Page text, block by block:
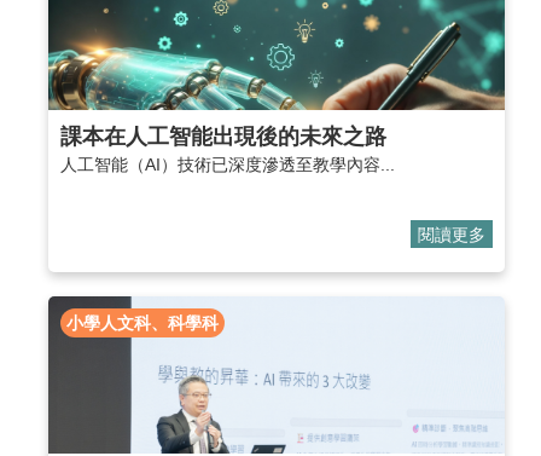
課本在人工智能出現後的未來之路
人工智能（AI）技術已深度滲透至教學內容...
閱讀更多
小學人文科、科學科